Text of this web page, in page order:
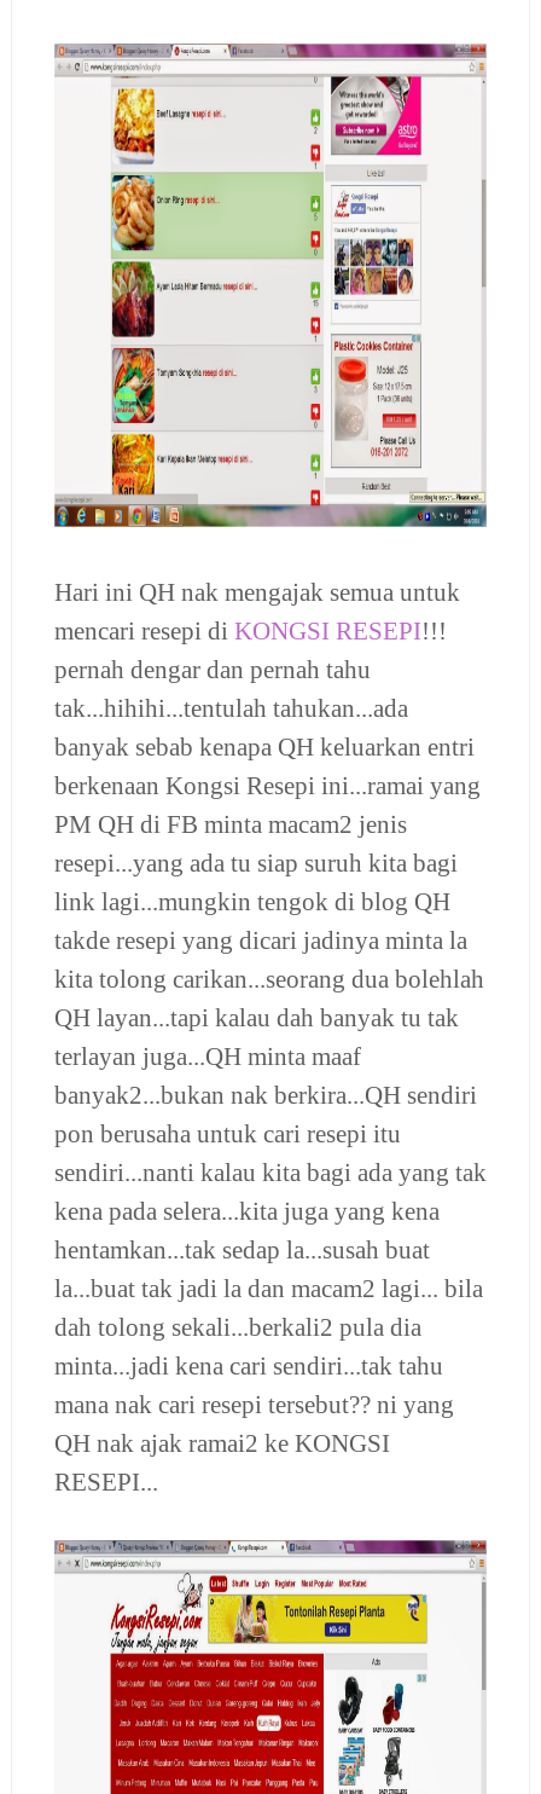
Hari ini QH nak mengajak semua untuk
mencari resepi di KONGSI RESEPI!!!
pernah dengar dan pernah tahu
tak...hihihi...tentulah tahukan...ada
banyak sebab kenapa QH keluarkan entri
berkenaan Kongsi Resepi ini...ramai yang
PM QH di FB minta macam2 jenis
resepi...yang ada tu siap suruh kita bagi
link lagi...mungkin tengok di blog QH
takde resepi yang dicari jadinya minta la
kita tolong carikan...seorang dua bolehlah
QH layan...tapi kalau dah banyak tu tak
terlayan juga...QH minta maaf
banyak2...bukan nak berkira...QH sendiri
pon berusaha untuk cari resepi itu
sendiri...nanti kalau kita bagi ada yang tak
kena pada selera...kita juga yang kena
hentamkan...tak sedap la...susah buat
la...buat tak jadi la dan macam2 lagi... bila
dah tolong sekali...berkali2 pula dia
minta...jadi kena cari sendiri...tak tahu
mana nak cari resepi tersebut?? ni yang
QH nak ajak ramai2 ke KONGSI
RESEPI...